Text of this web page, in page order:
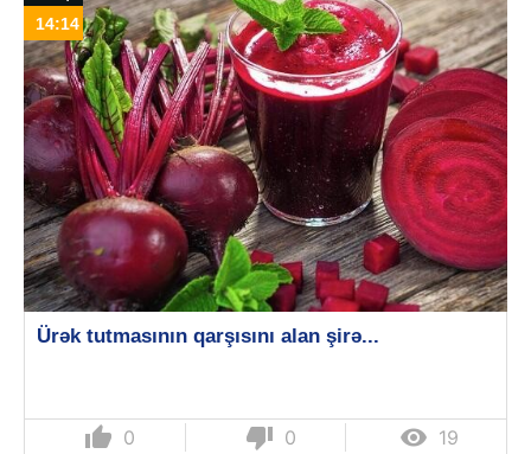
14:14
Ürək tutmasının qarşısını alan şirə...
thumb_up 0 thumb_down 0  19